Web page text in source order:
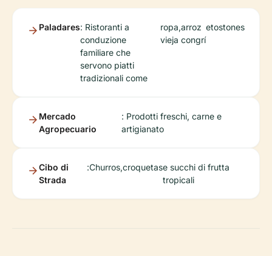
Paladares: Ristoranti a
conduzione
familiare che
servono piatti
tradizionali come
ropa
vieja
,arroz
congrí
etostones
Mercado
Agropecuario
: Prodotti freschi, carne e
artigianato
Cibo di
Strada
:Churros,croquetase succhi di frutta
tropicali